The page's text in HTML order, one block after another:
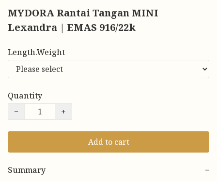
MYDORA Rantai Tangan MINI
Lexandra | EMAS 916/22k
Length.Weight
Quantity
−
+
Add to cart
Summary −